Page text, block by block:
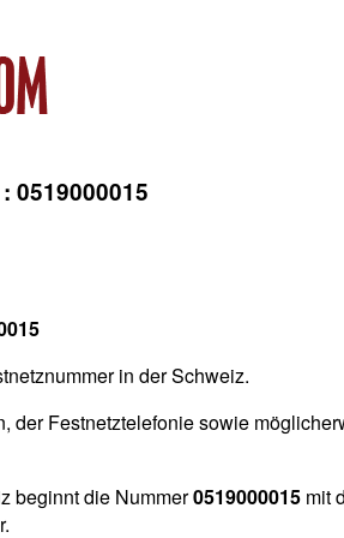
0519000015
in der Schweiz.
der Festnetztelefonie sowie
beginnt die Nummer0519000015 mit